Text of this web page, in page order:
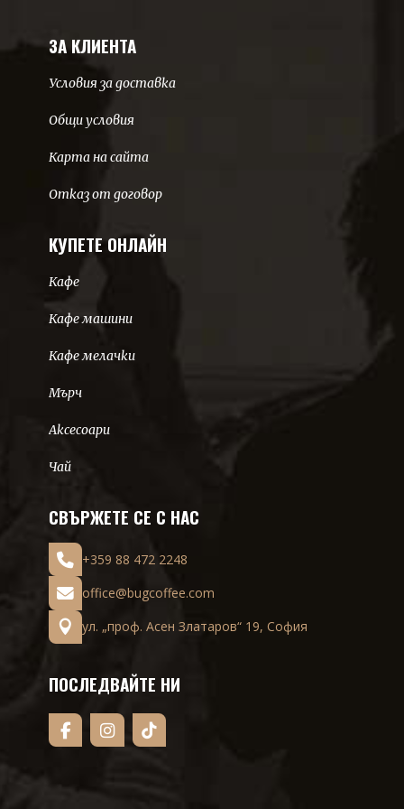
ЗА КЛИЕНТА
Условия за доставка
Общи условия
Карта на сайта
Отказ от договор
КУПЕТЕ ОНЛАЙН
Кафе
Кафе машини
Кафе мелачки
Мърч
Аксесоари
Чай
СВЪРЖЕТЕ СЕ С НАС
+359 88 472 2248
office@bugcoffee.com
ул. „проф. Асен Златаров“ 19, София
ПОСЛЕДВАЙТЕ НИ